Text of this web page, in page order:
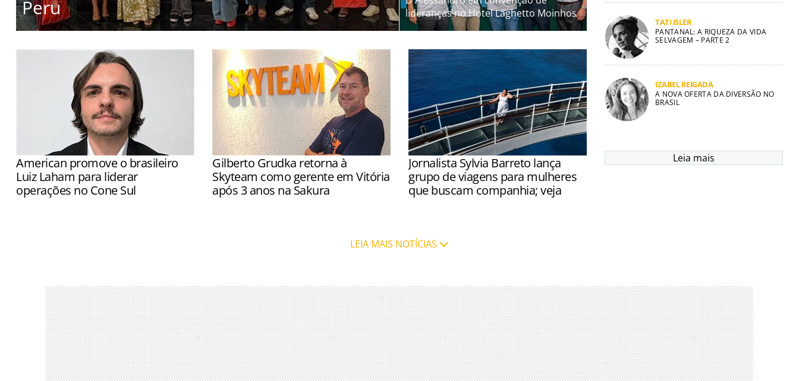
Peru
lideranças no Hotel Laghetto Moinhos
TATI ISLER
PANTANAL: A RIQUEZA DA VIDA
SELVAGEM – PARTE 2
IZABEL REIGADA
A NOVA OFERTA DA DIVERSÃO NO
BRASIL
Leia mais
American promove o brasileiro
Luiz Laham para liderar
operações no Cone Sul
Gilberto Grudka retorna à
Skyteam como gerente em Vitória
após 3 anos na Sakura
Jornalista Sylvia Barreto lança
grupo de viagens para mulheres
que buscam companhia; veja
companhia e segurança
LEIA MAIS NOTÍCIAS